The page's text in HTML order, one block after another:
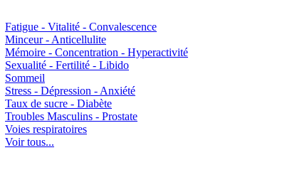
Fatigue - Vitalité - Convalescence
Minceur - Anticellulite
Mémoire - Concentration - Hyperactivité
Sexualité - Fertilité - Libido
Sommeil
Stress - Dépression - Anxiété
Taux de sucre - Diabète
Troubles Masculins - Prostate
Voies respiratoires
Voir tous...